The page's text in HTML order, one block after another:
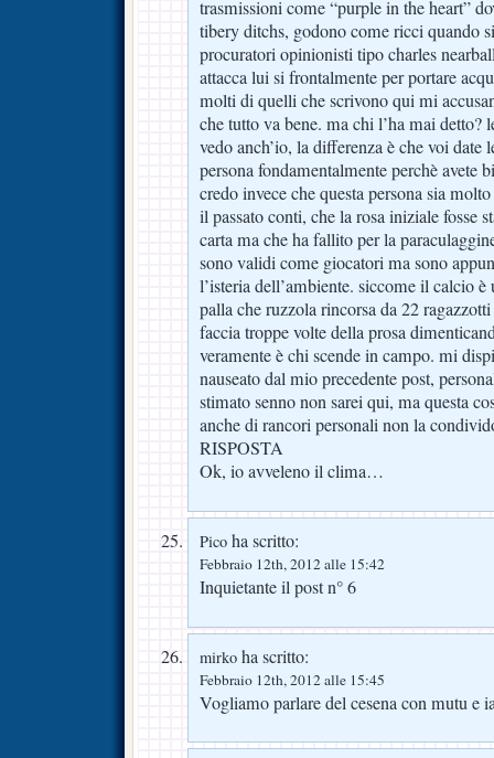
trasmissioni come “purple in the heart”
tibery ditchs, godono come ricci quando
procuratori opinionisti tipo charles
attacca lui si frontalmente per portare
molti di quelli che scrivono qui mi
che tutto va bene. ma chi l’ha mai detto?
vedo anch’io, la differenza è che voi date
persona fondamentalmente perchè avete
credo invece che questa persona sia
il passato conti, che la rosa iniziale fosse
carta ma che ha fallito per la
sono validi come giocatori ma sono
l’isteria dell’ambiente. siccome il calcio è
palla che ruzzola rincorsa da 22
faccia troppe volte della prosa
veramente è chi scende in campo. mi
nauseato dal mio precedente post,
stimato senno non sarei qui, ma questa
anche di rancori personali non la
RISPOSTA
Ok, io avveleno il clima…
Pico ha scritto:
Febbraio 12th, 2012 alle 15:42
Inquietante il post n° 6
mirko ha scritto:
Febbraio 12th, 2012 alle 15:45
Vogliamo parlare del cesena con mutu e